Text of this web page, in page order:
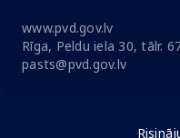
www.pvd.gov.lv
Rīga, Peldu iela 30, tālr.
pasts@pvd.gov.lv